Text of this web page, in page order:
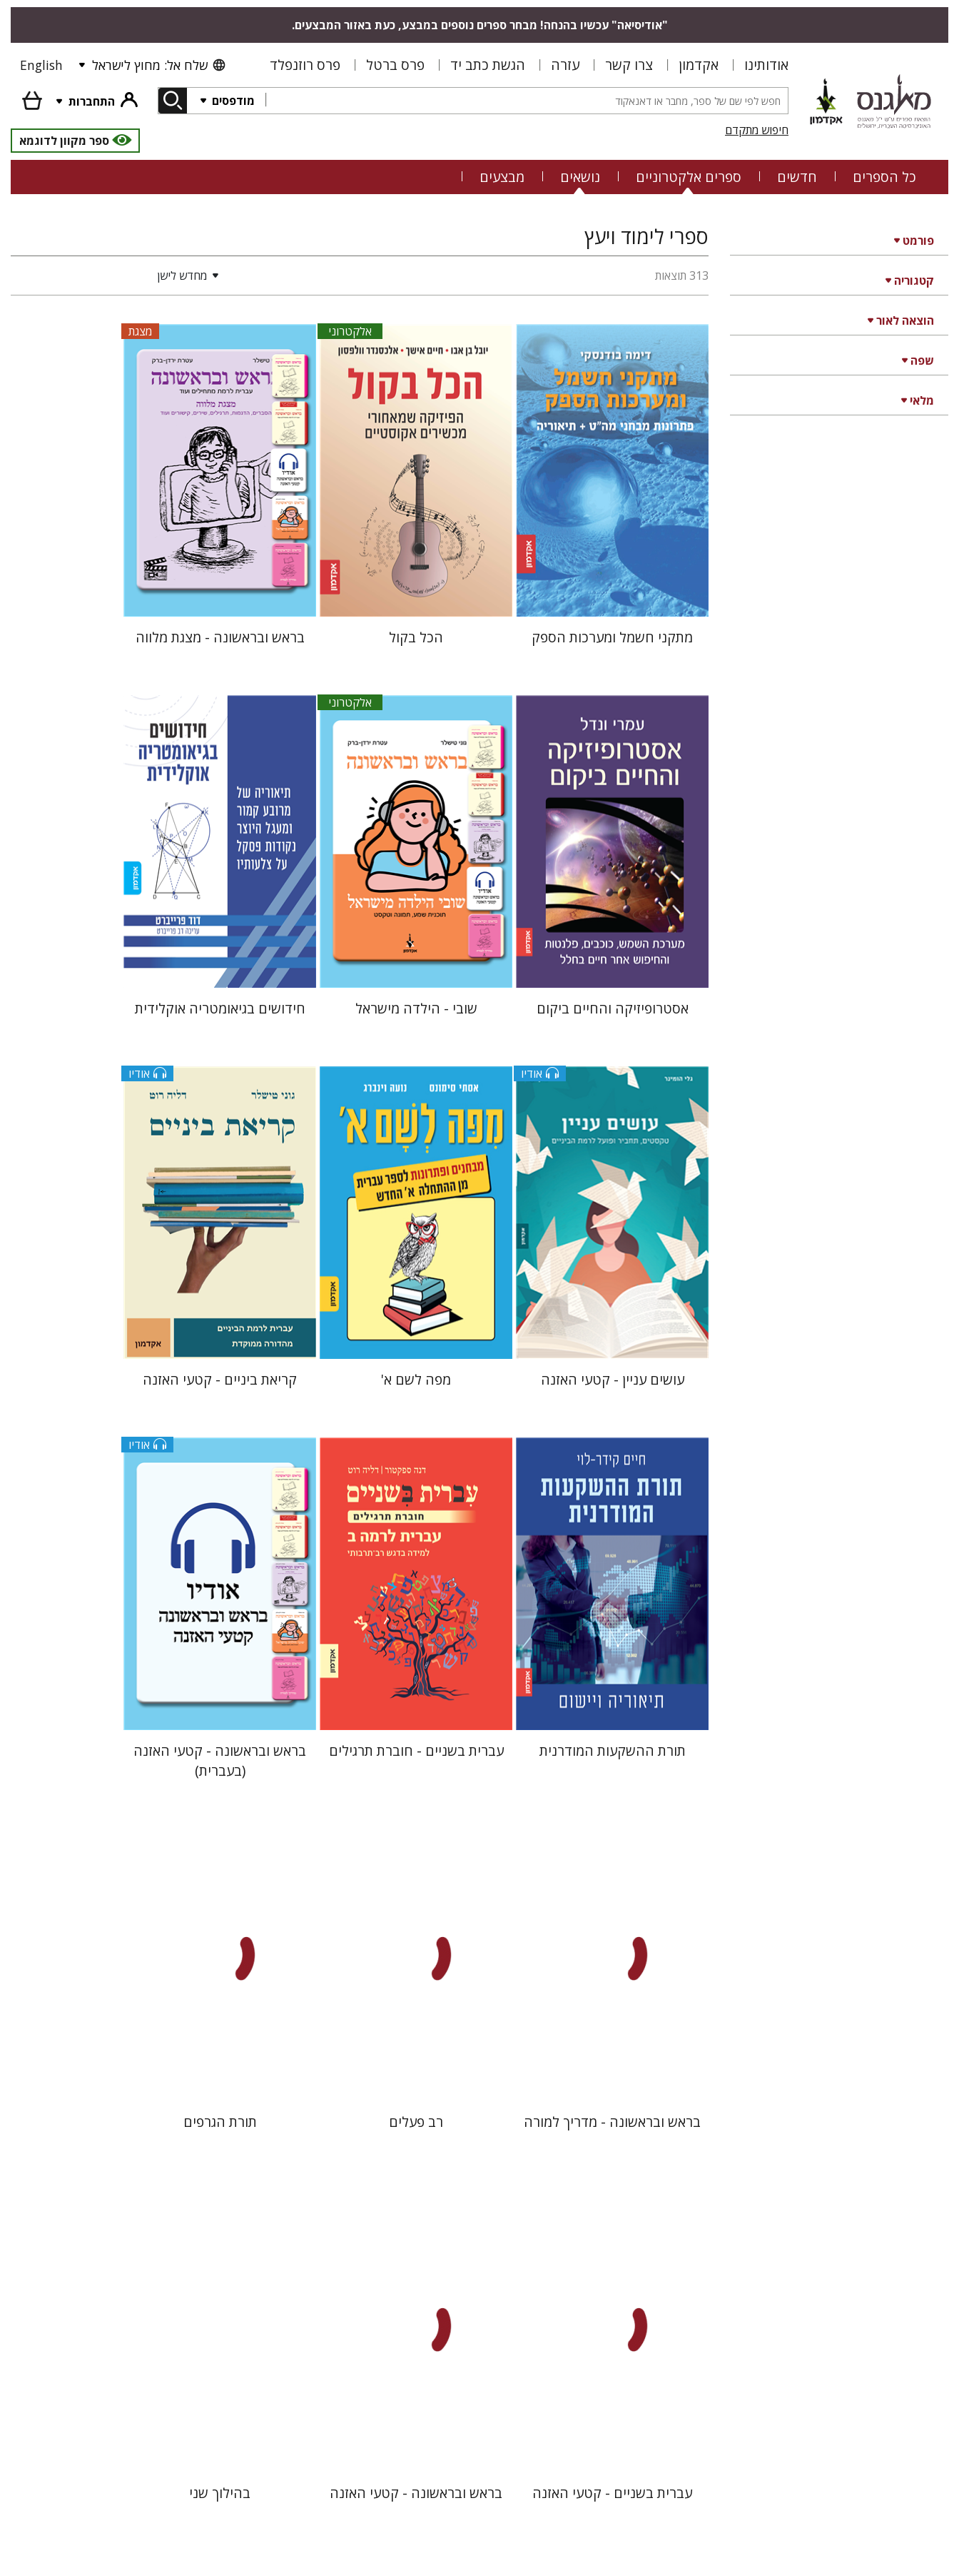
"אודיסיאה" עכשיו בהנחה! מבחר ספרים נוספים במבצע, כעת באזור המבצעים.
אודותינו אקדמון צרו קשר עזרה הגשת כתב יד פרס ברטל פרס רוזנפלד שלח אל: מחוץ לישראל English
מודפסים
התחברות
חיפוש מתקדם
ספר מקוון לדוגמא
כל הספרים חדשים ספרים אלקטרוניים נושאים מבצעים
פורמט
קטגוריה
הוצאה לאור
שפה
מלאי
ספרי לימוד ויעץ
313 תוצאות מחדש לישן
דימה בודנסקי
הנחת אתר ספר מודפס
$43
$39
מתקני חשמל ומערכות הספק
אלקטרוני
יובל בן-אבו חיים אישך
אלכסנדר
הנחת אתר ספר אלקטרוני
$20
הכל בקול
מצגת
עטרת ירדן-ברק גוני טישלר
$33
בראש ובראשונה - מצגת מלווה
עמרי ונדל
הנחת אתר ספר מודפס
$23
$21
אסטרופיזיקה והחיים ביקום
אלקטרוני
עטרת ירדן-ברק גוני טישלר
הנחת אתר ספר אלקטרוני
$18
שובי - הילדה מישראל
הנחת אתר ספר מודפס
$38
חידושים בגיאומטריה אוקלידית
אודיו
$10
עושים עניין - קטעי האזנה
אסתר סימונס נועה וינברג
הנחת אתר ספר מודפס
$25
$22
מפה לשם א'
אודיו
גוני טישלר דליה רוט-גביזון
קריאת ביניים - קטעי האזנה
חיים קידר-לוי
הנחת אתר ספר מודפס
$50
$45
תורת ההשקעות המודרנית
דנה ספקטור דליה רוט-גביזון
הנחת אתר ספר מודפס
$26
$23
עברית בשניים - חוברת תרגילים
אודיו
גוני טישלר עטרת ירדן-ברק
בראש ובראשונה - קטעי האזנה
(בעברית)
בראש ובראשונה - מדריך למורה רב פעלים תורת הגרפים
עברית בשניים - קטעי האזנה בראש ובראשונה - קטעי האזנה בהילוך שני